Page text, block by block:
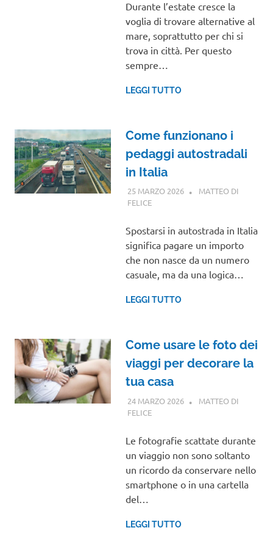
Durante l’estate cresce la
voglia di trovare alternative al
mare, soprattutto per chi si
trova in città. Per questo
sempre…
LEGGI TUTTO
Come funzionano i
pedaggi autostradali
in Italia
25 MARZO 2026
MATTEO DI
FELICEGUIDE
Spostarsi in autostrada in Italia
significa pagare un importo
che non nasce da un numero
casuale, ma da una logica…
LEGGI TUTTO
Come usare le foto dei
viaggi per decorare la
tua casa
24 MARZO 2026
MATTEO DI
FELICEGUIDE
Le fotografie scattate durante
un viaggio non sono soltanto
un ricordo da conservare nello
smartphone o in una cartella
del…
LEGGI TUTTO